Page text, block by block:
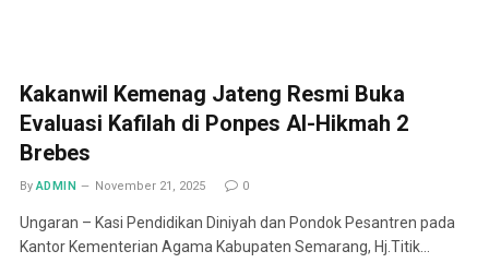
Kakanwil Kemenag Jateng Resmi Buka
Evaluasi Kafilah di Ponpes Al-Hikmah 2
Brebes
By ADMIN November 21, 2025 0
Ungaran – Kasi Pendidikan Diniyah dan Pondok Pesantren pada
Kantor Kementerian Agama Kabupaten Semarang, Hj.Titik…